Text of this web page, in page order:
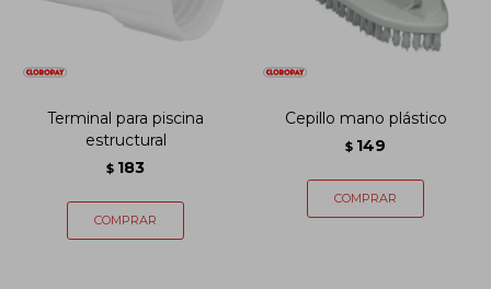
Terminal para piscina
estructural
$ 183
Cepillo mano plástico
$ 149